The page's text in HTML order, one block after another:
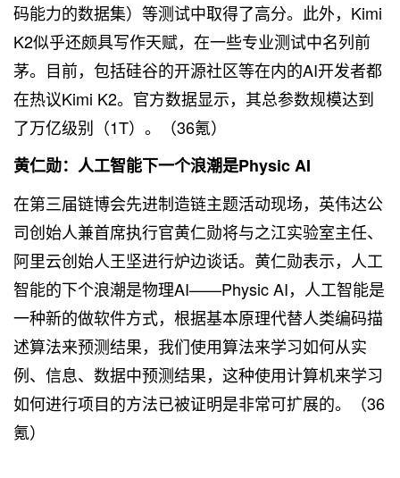
码能力的数据集）等测试中取得了高分。此外，Kimi
K2似乎还颇具写作天赋，在一些专业测试中名列前
茅。目前，包括硅谷的开源社区等在内的AI开发者都
在热议Kimi K2。官方数据显示，其总参数规模达到
了万亿级别（1T）。（36氪）
黄仁勋：人工智能下一个浪潮是Physic AI
在第三届链博会先进制造链主题活动现场，英伟达公
司创始人兼首席执行官黄仁勋将与之江实验室主任、
阿里云创始人王坚进行炉边谈话。黄仁勋表示，人工
智能的下个浪潮是物理AI——Physic AI，人工智能是
一种新的做软件方式，根据基本原理代替人类编码描
述算法来预测结果，我们使用算法来学习如何从实
例、信息、数据中预测结果，这种使用计算机来学习
如何进行项目的方法已被证明是非常可扩展的。（36
氪）